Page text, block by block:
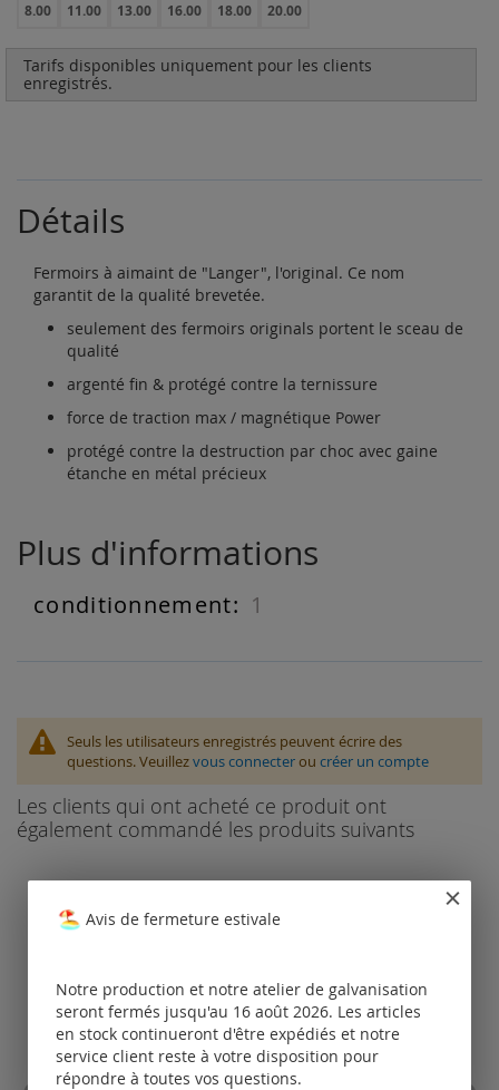
8.00 11.00 13.00 16.00 18.00 20.00
Tarifs disponibles uniquement pour les clients
enregistrés.
Détails
Fermoirs à aimaint de "Langer", l'original. Ce nom
garantit de la qualité brevetée.
seulement des fermoirs originals portent le sceau de
qualité
argenté fin & protégé contre la ternissure
force de traction max / magnétique Power
protégé contre la destruction par choc avec gaine
étanche en métal précieux
Plus d'informations
Plus
1
Seuls les utilisateurs enregistrés peuvent écrire des
questions. Veuillezvous connecterou créer un compte
Les clients qui ont acheté ce produit ont
également commandé les produits suivants
Avis de fermeture estivale
Notre production et notre atelier de galvanisation
seront fermés jusqu'au 16 août 2026. Les articles
en stock continueront d'être expédiés et notre
service client reste à votre disposition pour
répondre à toutes vos questions.